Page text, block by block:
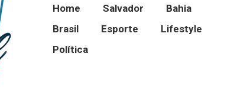
Home Salvador
Bahia
Brasil
Esporte
Lifestyle
Política